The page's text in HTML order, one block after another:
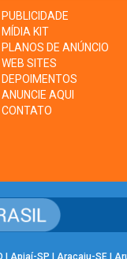
PUBLICIDADE
MÍDIA KIT
PLANOS DE ANÚNCIO
WEB SITES
DEPOIMENTOS
ANUNCIE AQUI
CONTATO
| Apiaí-SP | Aracaju-SE|